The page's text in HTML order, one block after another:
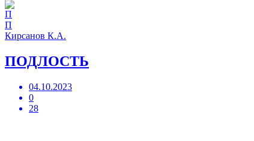
П
Кирсанов К.А.
ПОДЛОСТЬ
04.10.2023
0
28